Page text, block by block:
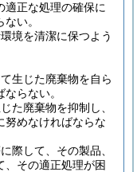
適正な処理の確保に
い。
境を清潔に保つよう
生じた廃棄物を自ら
らない。
た廃棄物を抑制し、
努めなければならな
際して、その製品、
、その適正処理が困